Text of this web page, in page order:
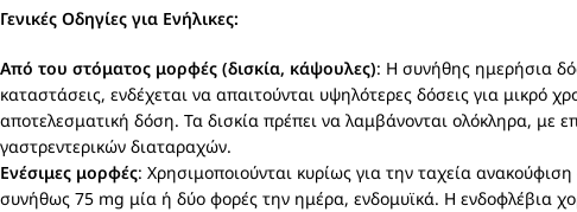
Γενικές Οδηγίες για Ενήλικες:
Από του στόματος μορφές (δισκία, κάψουλες): Η συνήθης ημερήσια
καταστάσεις, ενδέχεται να απαιτούνται υψηλότερες δόσεις για μικρό
αποτελεσματική δόση. Τα δισκία πρέπει να λαμβάνονται ολόκληρα,
γαστρεντερικών διαταραχών.
Ενέσιμες μορφές: Χρησιμοποιούνται κυρίως για την ταχεία
συνήθως 75 mg μία ή δύο φορές την ημέρα, ενδομυϊκά. Η ενδοφλέβια